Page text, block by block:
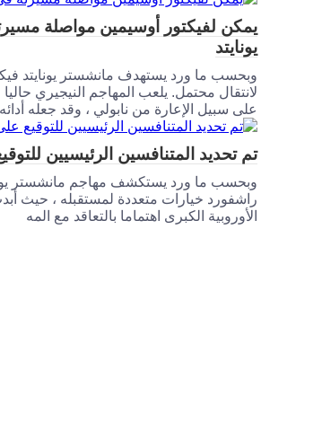
يمكن لفيكتور أوسيمين مواصلة
يونايتد
وبحسب ما ورد يستهدف مانشستر يونايتد
لانتقال محتمل. يلعب المهاجم النيجيري
على سبيل الإعارة من نابولي ، وقد جعله أدائه
تم تحديد المتنافسين الرئيسيين
وبحسب ما ورد يستكشف مهاجم مانشستر
راشفورد خيارات متعددة لمستقبله ، حيث
الأوروبية الكبرى اهتماما بالتعاقد مع المه